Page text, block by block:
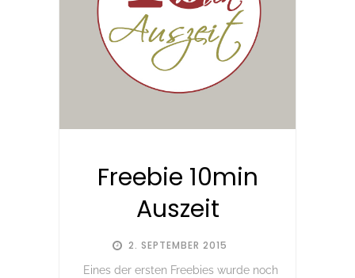
2. SEPTEMBER 2015
Freebie 10min
Auszeit
Eines der ersten Freebies wurde noch